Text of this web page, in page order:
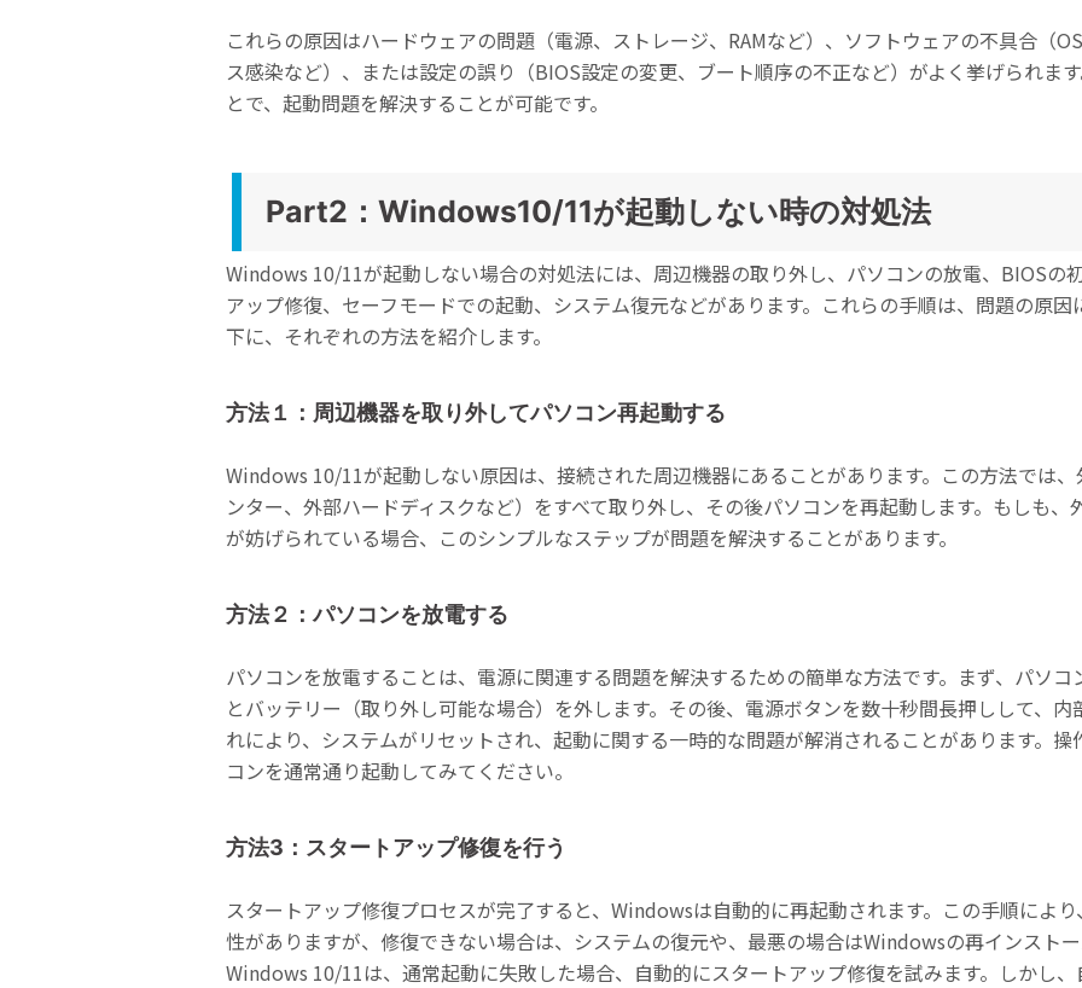
これらの原因はハードウェアの問題（電源、ストレージ、RAMなど）、ソフトウェアの不具合（
ス感染など）、または設定の誤り（BIOS設定の変更、ブート順序の不正など）がよく挙げられま
とで、起動問題を解決することが可能です。
Part2：Windows10/11が起動しない時の対処法
Windows 10/11が起動しない場合の対処法には、周辺機器の取り外し、パソコンの放電、BIOSの
アップ修復、セーフモードでの起動、システム復元などがあります。これらの手順は、問題の原
下に、それぞれの方法を紹介します。
方法１：周辺機器を取り外してパソコン再起動する
Windows 10/11が起動しない原因は、接続された周辺機器にあることがあります。この方法では
ンター、外部ハードディスクなど）をすべて取り外し、その後パソコンを再起動します。もしも
が妨げられている場合、このシンプルなステップが問題を解決することがあります。
方法２：パソコンを放電する
パソコンを放電することは、電源に関連する問題を解決するための簡単な方法です。まず、パソ
とバッテリー（取り外し可能な場合）を外します。その後、電源ボタンを数十秒間長押しして、
れにより、システムがリセットされ、起動に関する一時的な問題が解消されることがあります。
コンを通常通り起動してみてください。
方法3：スタートアップ修復を行う
スタートアップ修復プロセスが完了すると、Windowsは自動的に再起動されます。この手順によ
性がありますが、修復できない場合は、システムの復元や、最悪の場合はWindowsの再インスト
Windows 10/11は、通常起動に失敗した場合、自動的にスタートアップ修復を試みます。しかし